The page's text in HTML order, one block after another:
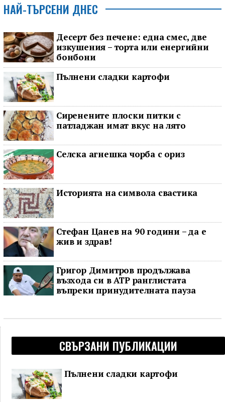
НАЙ-ТЪРСЕНИ ДНЕС
Десерт без печене: една смес, две
изкушения – торта или енергийни
бонбони
Пълнени сладки картофи
Сиренените плоски питки с
патладжан имат вкус на лято
Селска агнешка чорба с ориз
Историята на символа свастика
Стефан Цанев на 90 години – да е
жив и здрав!
Григор Димитров продължава
възхода си в ATP ранглистата
въпреки принудителната пауза
СВЪРЗАНИ ПУБЛИКАЦИИ
Пълнени сладки картофи